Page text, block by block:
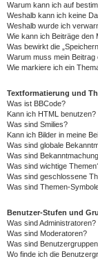
Warum kann ich auf
Weshalb kann ich keine
Weshalb wurde ich
Wie kann ich Beiträge den
Was bewirkt die
Warum muss mein
Wie markiere ich ein
Textformatierung und
Was ist BBCode?
Kann ich HTML benutzen?
Was sind Smilies?
Kann ich Bilder in meine
Was sind globale
Was sind
Was sind wichtige
Was sind geschlossene
Was sind Themen-
Benutzer-Stufen und
Was sind Administratoren?
Was sind Moderatoren?
Was sind
Wo finde ich die